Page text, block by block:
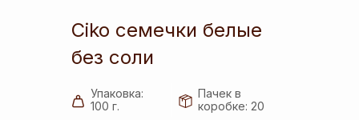
Ciko семечки белые
без соли
Упаковка:
100 г.
Пачек в
коробке: 20